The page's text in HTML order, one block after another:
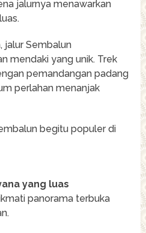
jalurnya menawarkan
jalur Sembalun
mendaki yang unik. Trek
pemandangan padang
perlahan menanjak
begitu populer di
yang luas
panorama terbuka